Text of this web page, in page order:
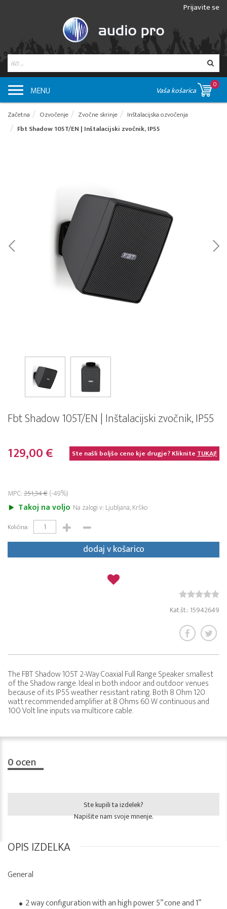
Prijavite se
MENU Vaša košarica
0
Začetna Ozvočenje Zvočne skrinje
Inštalacijska ozvočenja
Fbt Shadow 105T/EN | Inštalacijski zvočnik, IP55
Fbt Shadow 105T/EN | Inštalacijski zvočnik, IP55
129,00 € Ste našli boljšo ceno kje drugje? KlikniteTUKAJ!
MPC:251,34 €(-49%)
Takoj na voljo Na zalogi v: Ljubljana, Krško
Količina:
dodaj v košarico
Kat.št.: 15942649
The FBT Shadow 105T 2-Way Coaxial Full Range Speaker smallest
of the Shadow range. Ideal in both indoor and outdoor venues
because of its IP55 weather resistant rating. Both 8 Ohm 120
watt recommended amplifier at 8 Ohms 60 W continuous and
100 Volt line inputs via multicore cable.
0ocen
Ste kupili ta izdelek?
Napišite nam svoje mnenje.
OPIS IZDELKA
General
2 way configuration with an high power 5” cone and 1”